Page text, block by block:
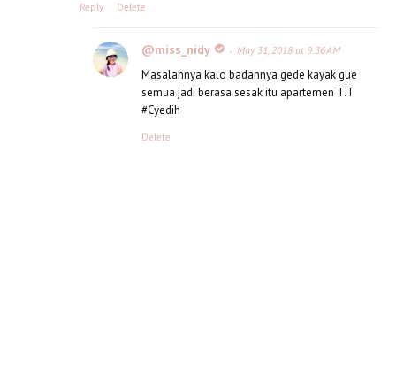
Reply Delete
@miss_nidy May 31, 2018 at 9:36 AM
Masalahnya kalo badannya gede kayak gue
semua jadi berasa sesak itu apartemen T.T
#Cyedih
Delete